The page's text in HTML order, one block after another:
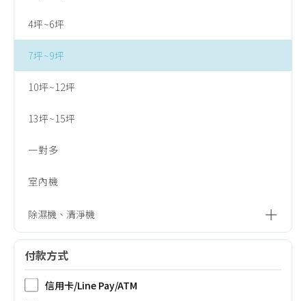
4坪~6坪
7坪~9坪
10坪~12坪
13坪~15坪
一對多
室內機
除濕機、清淨機
除濕機
清淨機
付款方式
信用卡/Line Pay/ATM